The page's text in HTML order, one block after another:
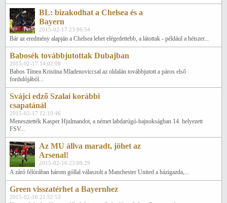
BL: bizakodhat a Chelsea és a
Bayern
2015-02-17 23:06:54
Bár az eredmény alapján a Chelsea lehet elégedettebb, a látottak - például a hétszer...
Babosék továbbjutottak Dubajban
2015-02-17 14:02:08
Babos Tímea Kristina Mladenoviccsal az oldalán továbbjutott a páros első
fordulójából...
Svájci edző Szalai korábbi
csapatánál
2015-02-17 12:10:46
Menesztették Kasper Hjulmandot, a német labdarúgó-bajnokságban 14. helyezett
FSV...
Az MU állva maradt, jöhet az
Arsenal!
2015-02-16 23:09:29
A záró félórában három góllal válaszolt a Manchester United a házigazda,...
Green visszatérhet a Bayernhez
2015-02-16 21:52:53